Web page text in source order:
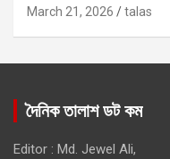
March 21, 2026 talas
দৈনিক তালাশ ডট কম
Editor : Md. Jewel Ali,